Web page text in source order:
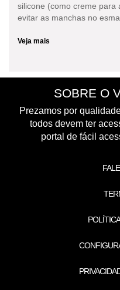
silicone (como creme para
evitar as manchas no
Veja mais
SOBRE O
Prezamos por
todos devem ter
portal de fácil